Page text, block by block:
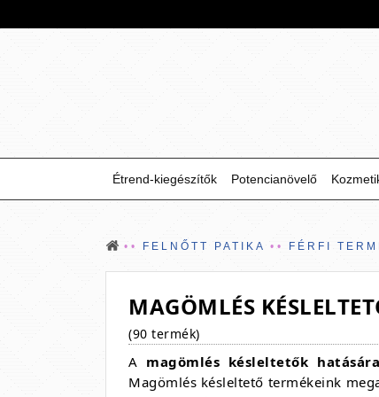
Étrend-kiegészítők Potencianövelő
FELNŐTT PATIKA FÉRFI
MAGÖMLÉS
(90 termék)
A magömlés késleltetők
Magömlés késleltető termékeink